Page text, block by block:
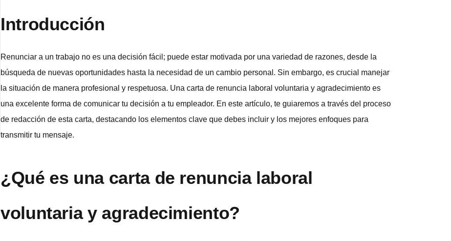
Introducción
Renunciar a un trabajo no es una decisión fácil; puede estar motivada por una variedad de razones, desde la
búsqueda de nuevas oportunidades hasta la necesidad de un cambio personal. Sin embargo, es crucial manejar
la situación de manera profesional y respetuosa. Una carta de renuncia laboral voluntaria y agradecimiento es
una excelente forma de comunicar tu decisión a tu empleador. En este artículo, te guiaremos a través del proceso
de redacción de esta carta, destacando los elementos clave que debes incluir y los mejores enfoques para
transmitir tu mensaje.
¿Qué es una carta de renuncia laboral
voluntaria y agradecimiento?